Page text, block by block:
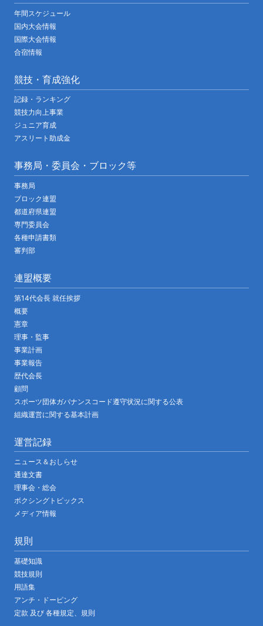
年間スケジュール
国内大会情報
国際大会情報
合宿情報
競技・育成強化
記録・ランキング
競技力向上事業
ジュニア育成
アスリート助成金
事務局・委員会・ブロック等
事務局
ブロック連盟
都道府県連盟
専門委員会
各種申請書類
審判部
連盟概要
第14代会長 就任挨拶
概要
憲章
理事・監事
事業計画
事業報告
歴代会長
顧問
スポーツ団体ガバナンスコード遵守状況に関する公表
組織運営に関する基本計画
運営記録
ニュース＆おしらせ
通達文書
理事会・総会
ボクシングトピックス
メディア情報
規則
基礎知識
競技規則
用語集
アンチ・ドーピング
定款 及び 各種規定、規則